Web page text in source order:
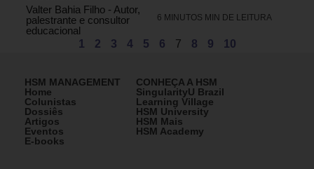
Valter Bahia Filho - Autor,
palestrante e consultor
educacional
6 MINUTOS MIN DE LEITURA
1 2 3 4 5 6 7 8 9 10
HSM MANAGEMENT
Home
Colunistas
Dossiês
Artigos
Eventos
E-books
CONHEÇA A HSM
SingularityU Brazil
Learning Village
HSM University
HSM Mais
HSM Academy